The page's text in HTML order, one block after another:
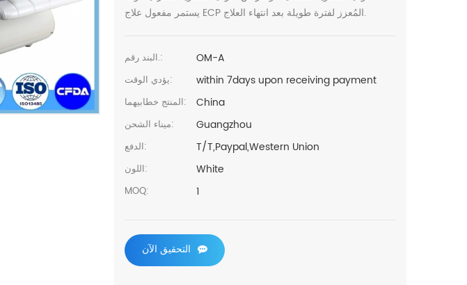
يستمر مفعول علاج ECP المُعزز لفترة طويلة بعد انتهاء العلاج.
البند رقم.: OM-A
يؤدي الوقت: within 7days upon receiving payment
المنتج خطابيهما: China
ميناء الشحن: Guangzhou
الدفع: T/T,Paypal,Western Union
اللون: White
MOQ: 1
التحقيق الآن